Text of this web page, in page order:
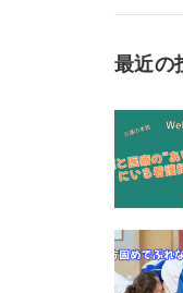
最近の